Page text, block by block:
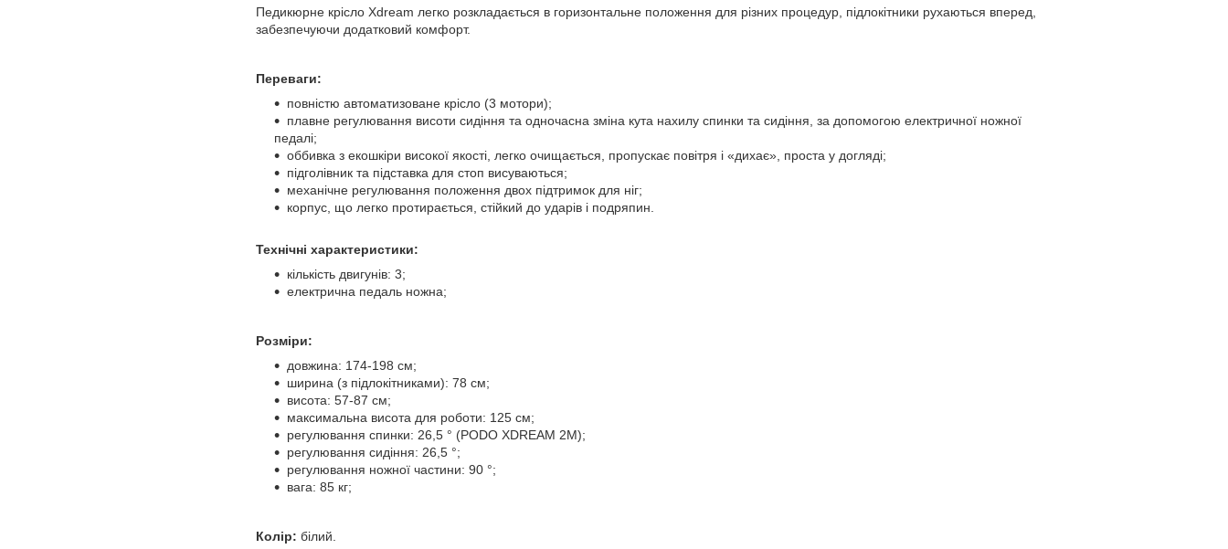
Педикюрне крісло Xdream легко розкладається в горизонтальне положення для різних процедур, підлокітники рухаються вперед,
забезпечуючи додатковий комфорт.
Переваги:
повністю автоматизоване крісло (3 мотори);
плавне регулювання висоти сидіння та одночасна зміна кута нахилу спинки та сидіння, за допомогою електричної ножної
педалі;
оббивка з екошкіри високої якості, легко очищається, пропускає повітря і «дихає», проста у догляді;
підголівник та підставка для стоп висуваються;
механічне регулювання положення двох підтримок для ніг;
корпус, що легко протирається, стійкий до ударів і подряпин.
Технічні характеристики:
кількість двигунів: 3;
електрична педаль ножна;
Розміри:
довжина: 174-198 см;
ширина (з підлокітниками): 78 см;
висота: 57-87 см;
максимальна висота для роботи: 125 см;
регулювання спинки: 26,5 ° (PODO XDREAM 2M);
регулювання сидіння: 26,5 °;
регулювання ножної частини: 90 °;
вага: 85 кг;
Колір: білий.